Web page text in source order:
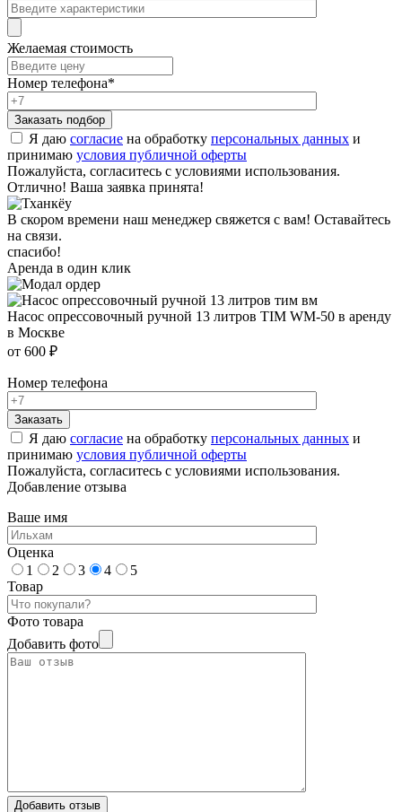
Желаемая стоимость
Номер телефона*
Я даю согласие на обработку персональных данных и
принимаю условия публичной оферты
Пожалуйста, согласитесь с условиями использования.
Отлично! Ваша заявка принята!
В скором времени наш менеджер свяжется с вам! Оставайтесь
на связи.
спасибо!
Аренда в один клик
Насос опрессовочный ручной 13 литров TIM WM-50 в аренду
в Москве
от 600 ₽
Номер телефона
Я даю согласие на обработку персональных данных и
принимаю условия публичной оферты
Пожалуйста, согласитесь с условиями использования.
Добавление отзыва
Ваше имя
Оценка
1
2 3 4
5
Товар
Фото товара
Добавить фото